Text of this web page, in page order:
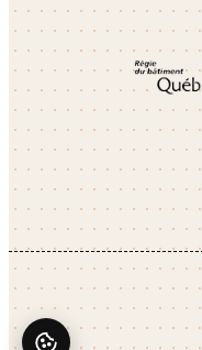
Laisser un avis